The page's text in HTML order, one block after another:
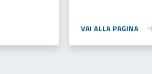
VAI ALLA PAGINA